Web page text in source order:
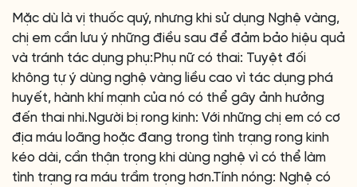
Mặc dù là vị thuốc quý, nhưng khi sử dụng Nghệ vàng,
chị em cần lưu ý những điều sau để đảm bảo hiệu quả
và tránh tác dụng phụ:Phụ nữ có thai: Tuyệt đối
không tự ý dùng nghệ vàng liều cao vì tác dụng phá
huyết, hành khí mạnh của nó có thể gây ảnh hưởng
đến thai nhi.Người bị rong kinh: Với những chị em có cơ
địa máu loãng hoặc đang trong tình trạng rong kinh
kéo dài, cần thận trọng khi dùng nghệ vì có thể làm
tình trạng ra máu trầm trọng hơn.Tính nóng: Nghệ có